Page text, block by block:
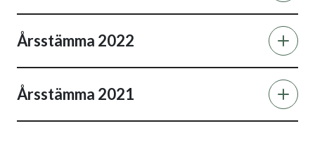
Årsstämma 2022
Årsstämma 2021